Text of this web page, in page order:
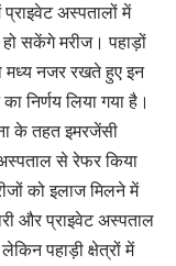
अस्पतालों में
सकेंगे मरीज। पहाड़ों
मध्य नजर रखते हुए इन
निर्णय लिया गया है।
के तहत इमरजेंसी
से रेफर किया
को इलाज मिलने में
और प्राइवेट अस्पताल
पहाड़ी क्षेत्रों में